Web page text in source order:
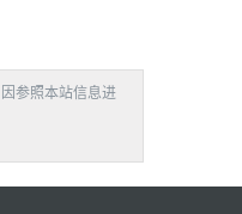
参照本站信息进